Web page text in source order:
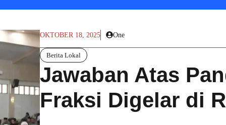
OKTOBER 18, 2025 One
Berita Lokal
Jawaban Atas
Fraksi Digelar di